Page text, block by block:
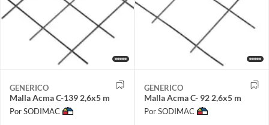
GENERICO
Malla Acma C-139 2,6x5 m
Por SODIMAC
GENERICO
Malla Acma C- 92 2,6x5 m
Por SODIMAC